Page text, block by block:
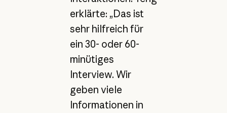
erklärte: „Das ist
sehr hilfreich für
ein 30- oder 60-
minütiges
Interview. Wir
geben viele
Informationen in